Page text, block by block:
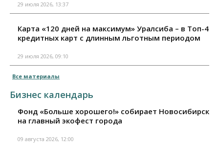
29 июля 2026, 13:37
Карта «120 дней на максимум» Уралсиба – в Топ-4
кредитных карт с длинным льготным периодом
29 июля 2026, 09:10
Все материалы
Бизнес календарь
Фонд «Больше хорошего!» собирает Новосибирск
на главный экофест города
09 августа 2026, 12:00